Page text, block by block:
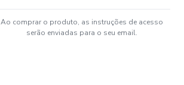
Ao comprar o produto, as instruções de acesso
serão enviadas para o seu email.